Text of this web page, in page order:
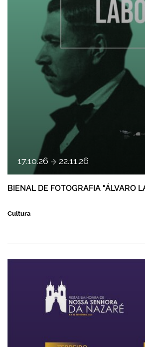
17.10.26 a 22.11.26
BIENAL DE FOTOGRAFIA "ÁLVARO
Cultura